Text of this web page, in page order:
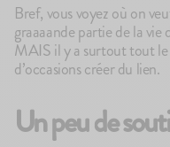
Bref, vous voyez où on
graaaande partie de la
MAIS il y a surtout tout
d’occasions créer du lien.
Un peu de